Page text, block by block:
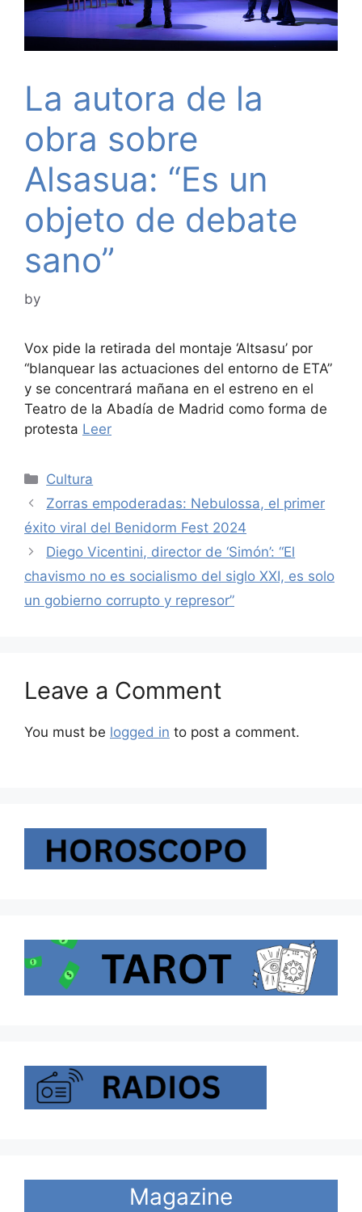
La autora de la
obra sobre
Alsasua: “Es un
objeto de debate
sano”
by
Vox pide la retirada del montaje ‘Altsasu’ por
“blanquear las actuaciones del entorno de ETA”
y se concentrará mañana en el estreno en el
Teatro de la Abadía de Madrid como forma de
protesta Leer
Categories
Cultura
Zorras empoderadas: Nebulossa, el primer
éxito viral del Benidorm Fest 2024
Diego Vicentini, director de ‘Simón’: “El
chavismo no es socialismo del siglo XXI, es solo
un gobierno corrupto y represor”
Leave a Comment
You must be logged in to post a comment.
Magazine